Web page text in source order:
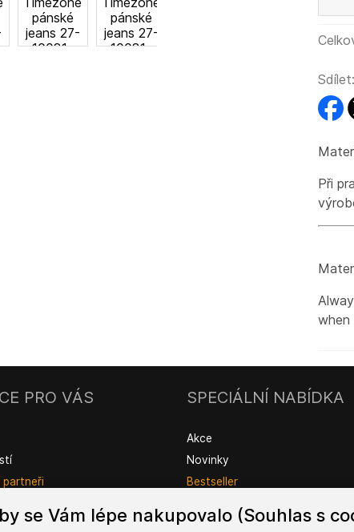
Sdílet:
Při
when
PRO VÁS
partneři
SPECIÁLNÍ NABÍDKA
Akce
Novinky
Bestseller
se Vám lépe nakupovalo (Souhlas s